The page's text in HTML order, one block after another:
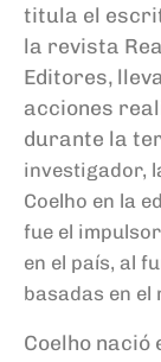
titula el
la revista
Editores,
acciones
durante la
investigador,
Coelho en la
fue el
en el país, al
basadas en
Coelho nació